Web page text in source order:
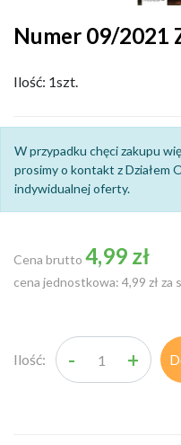
Numer 09/2021
Ilość: 1szt.
W przypadku chęci zakupu
prosimy o kontakt z Działem
indywidualnej oferty.
Cena brutto 4,99 zł
cena jednostkowa: 4,99 zł za
Ilość: - +